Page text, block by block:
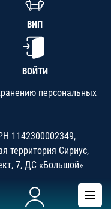
ВИП
ВОЙТИ
персональных
1142300002349,
территория Сириус,
7, ДС «Большой»